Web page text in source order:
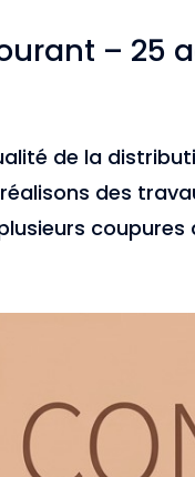
– 25
de la
des
coupures